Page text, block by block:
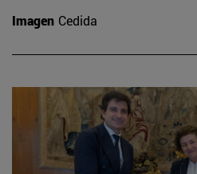
Imagen Cedida